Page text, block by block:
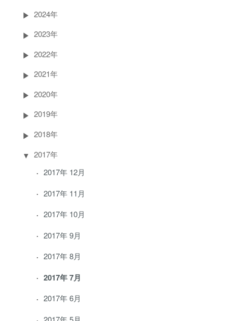
2024年
2023年
2022年
2021年
2020年
2019年
2018年
2017年
2017年 12月
2017年 11月
2017年 10月
2017年 9月
2017年 8月
2017年 7月
2017年 6月